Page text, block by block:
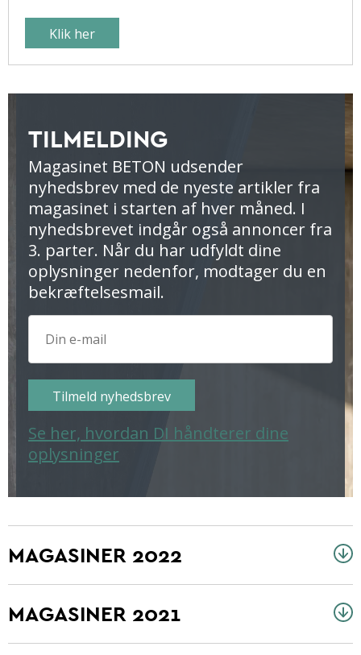
Klik her
TILMELDING
Magasinet BETON udsender
nyhedsbrev med de nyeste artikler fra
magasinet i starten af hver måned. I
nyhedsbrevet indgår også annoncer fra
3. parter. Når du har udfyldt dine
oplysninger nedenfor, modtager du en
bekræftelsesmail.
Tilmeld nyhedsbrev
Se her, hvordan DI håndterer dine
oplysninger
MAGASINER 2022
MAGASINER 2021